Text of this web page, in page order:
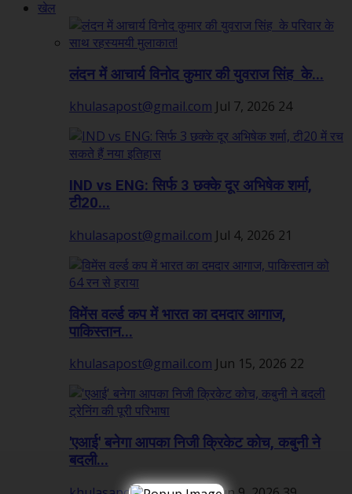
खेल
लंदन में आचार्य विनोद कुमार की युवराज सिंह के...
khulasapost@gmail.com Jul 7, 2026 24
IND vs ENG: सिर्फ 3 छक्के दूर अभिषेक शर्मा,
टी20...
khulasapost@gmail.com Jul 4, 2026 21
विमेंस वर्ल्ड कप में भारत का दमदार आगाज,
पाकिस्तान...
khulasapost@gmail.com Jun 15, 2026 22
'एआई' बनेगा आपका निजी क्रिकेट कोच, कबुनी ने
बदली...